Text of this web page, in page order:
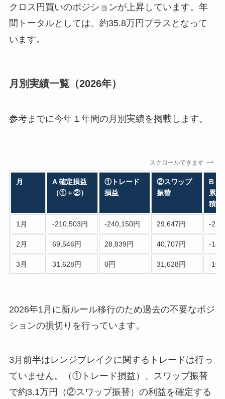
クロス円買いのポジションが上昇しています。年
間トータルとしては、約35.8万円プラスとなって
います。
月別実績一覧（2026年）
参考までに今年１年間の月別実績を掲載します。
スクロールできます
月
A 確定損益
（①＋②）
①トレード
損益
②スワップ
振替
B 確
累計
積み
1月 -210,503円 -240,150円 29,647円 -
2月 69,546円 28,839円 40,707円 -
3月 31,628円 0円 31,628円 -
2026年1月に新ルール移行のため過去の不要なポジ
ションの損切りを行っています。
3月前半はレンジブレイクに関するトレードは行っ
ていません。（①トレード損益）、スワップ振替
で約3.1万円（②スワップ振替）の利益を確定する